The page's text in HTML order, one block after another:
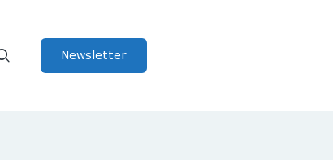
Newsletter